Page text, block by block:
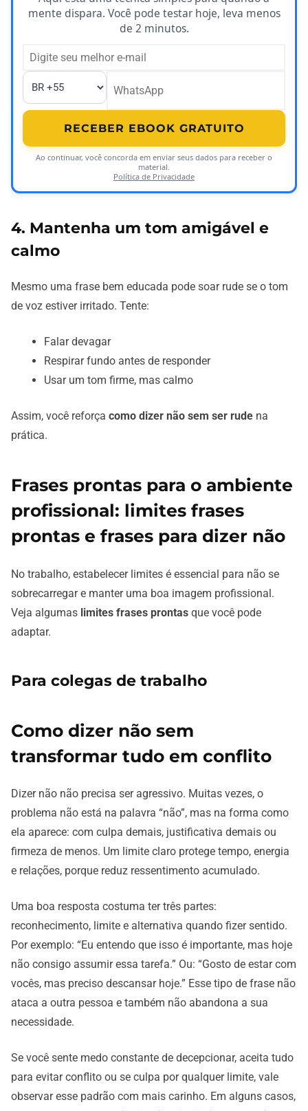
mente dispara. Você pode testar hoje, leva menos
de 2 minutos.
RECEBER EBOOK GRATUITO
Ao continuar, você concorda em enviar seus dados para receber o
material.
Política de Privacidade
4. Mantenha um tom amigável e
calmo
Mesmo uma frase bem educada pode soar rude se o tom
de voz estiver irritado. Tente:
Falar devagar
Respirar fundo antes de responder
Usar um tom firme, mas calmo
Assim, você reforça como dizer não sem ser rude na
prática.
Frases prontas para o ambiente
profissional: limites frases
prontas e frases para dizer não
No trabalho, estabelecer limites é essencial para não se
sobrecarregar e manter uma boa imagem profissional.
Veja algumas limites frases prontas que você pode
adaptar.
Para colegas de trabalho
Como dizer não sem
transformar tudo em conflito
Dizer não não precisa ser agressivo. Muitas vezes, o
problema não está na palavra “não”, mas na forma como
ela aparece: com culpa demais, justificativa demais ou
firmeza de menos. Um limite claro protege tempo, energia
e relações, porque reduz ressentimento acumulado.
Uma boa resposta costuma ter três partes:
reconhecimento, limite e alternativa quando fizer sentido.
Por exemplo: “Eu entendo que isso é importante, mas hoje
não consigo assumir essa tarefa.” Ou: “Gosto de estar com
vocês, mas preciso descansar hoje.” Esse tipo de frase não
ataca a outra pessoa e também não abandona a sua
necessidade.
Se você sente medo constante de decepcionar, aceita tudo
para evitar conflito ou se culpa por qualquer limite, vale
observar esse padrão com mais carinho. Em alguns casos,